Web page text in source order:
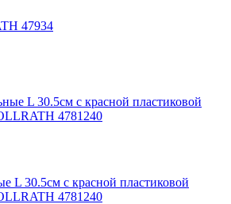
47934
L 30.5см с красной пластиковой
4781240